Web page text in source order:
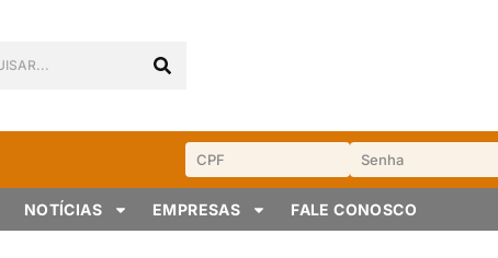
NOTÍCIAS EMPRESAS FALE CONOSCO